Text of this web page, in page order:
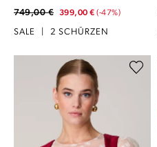
749,00 € 399,00 € (-47%)
SALE 2 SCHÜRZEN